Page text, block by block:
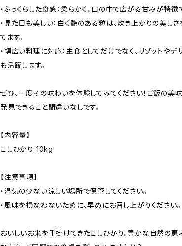
・ふっくらした食感：柔らかく、口の中で広がる甘みが特徴
・見た目も美しい：白く艶のある粒は、炊き上がりの美しさ
てます。
・幅広い料理に対応：主食としてだけでなく、リゾットやデ
も活躍します。
ぜひ、一度その味わいを体験してみてください！ご飯の美
発見できること間違いなしです。
【内容量】
こしひかり 10kg
【注意事項】
・湿気の少ない涼しい場所で保管してください。
・風味を損なわないために、早めにお召し上がりください。
おいしいお米を手掛けてきたこしひかり、豊かな自然の恵